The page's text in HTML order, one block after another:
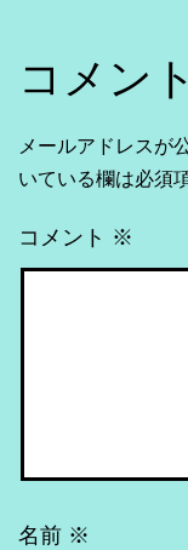
コメン
メールアドレスが
いている欄は必須
コメント ※
名前 ※